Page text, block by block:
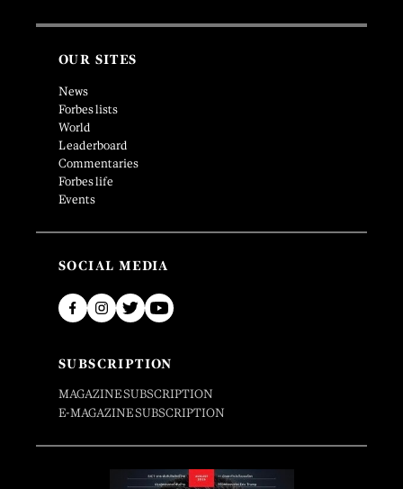
OUR SITES
News
Forbes lists
World
Leaderboard
Commentaries
Forbes life
Events
SOCIAL MEDIA
SUBSCRIPTION
MAGAZINE SUBSCRIPTION
E-MAGAZINE SUBSCRIPTION